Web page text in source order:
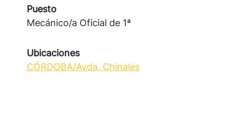
Puesto
Mecánico/a Oficial de 1ª
Ubicaciones
CÓRDOBA/Avda. Chinales